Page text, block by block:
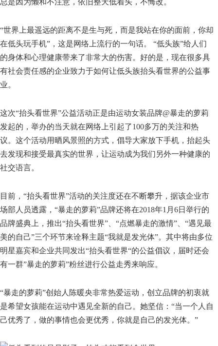
总是因为懒和不注意，依旧整天低着头，不悔改。
“世界上最遥远的距离不是生与死，而是我站在你的面前，你却
在低头玩手机”，这是网络上流行的一句话。 “低头族”给人们
的身体和心理健康带来了非常大的伤害。好的是，现在很多具
有社会责任感的企业致力于如何让低头族抬头看世界的公益事
业。
这次“抬头看世界”公益活动正是由运动女装品牌@暴走的萝莉
发起的，举办的当天就在网络上引起了100多万的关注和热
议。这个活动用晒风景照的方式，倡导大家放下手机，抬起头
去发现和接受最真实的世界，让运动成为我们另外一种健康的
社交语言。
目前，“抬头看世界”活动的关注度还在不断攀升，据该企业市
场部人员透露，“暴走的萝莉”品牌还将在2018年1月6日举行的
品牌盛典上，推出“抬头看世界”、“点燃暴走的激情”、“遇见最
美的自己”三个环节来诠释主题“我就是发光体”。其中将由多位
明星嘉宾和企业共同发出“抬头看世界“的公益倡议，届时还会
有一群”暴走的萝莉”粉丝进行公益走秀来响应。
“暴走的萝莉”创始人陈暖央非常热爱运动，创立品牌的初衷就
是希望女孩能在运动中遇见全新的自己。她坚信：“当一个人自
己优秀了，做的事情也会更优秀，你就是自己的发光体。”